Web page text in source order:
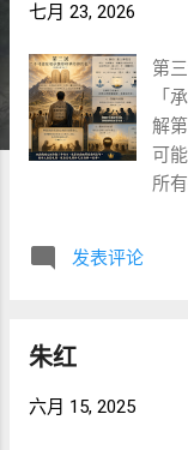
七月 23, 2026
第
「
解
可
所
当
可
发表评论
朱红
六月 15, 2025